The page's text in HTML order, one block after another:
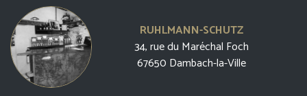
RUHLMANN-SCHUTZ
34, rue du Maréchal Foch
67650 Dambach-la-Ville